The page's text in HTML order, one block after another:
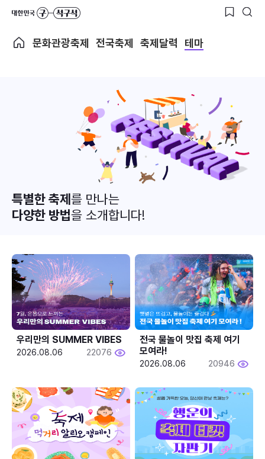
문화관광축제 전국축제 축제달력 테마
특별한 축제를 만나는
다양한 방법을 소개합니다!
우리만의 SUMMER VIBES
2026.08.06 22076
전국 물놀이 맛집 축제 여기
모여라!
2026.08.06 20946